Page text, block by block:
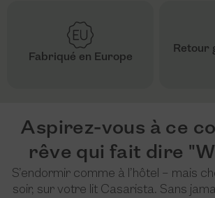
Fabriqué en Europe
Retour
Aspirez-vous à ce
rêve qui fait dire
S’endormir comme à l’hôtel – mais
soir, sur votre lit Casarista. Sans